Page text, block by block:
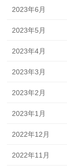
2023年6月
2023年5月
2023年4月
2023年3月
2023年2月
2023年1月
2022年12月
2022年11月